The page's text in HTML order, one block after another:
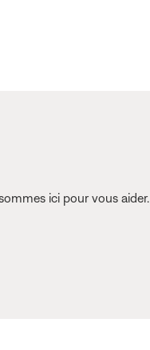
ici pour vous aider.